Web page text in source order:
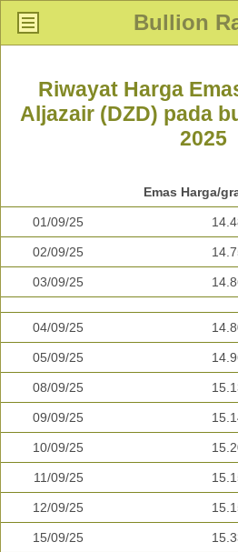
Bullion
Riwayat Harga
Aljazair (DZD) pada
2025
Emas Harga/
01/09/25
02/09/25
03/09/25
04/09/25
05/09/25
08/09/25
09/09/25
10/09/25
11/09/25
12/09/25
15/09/25